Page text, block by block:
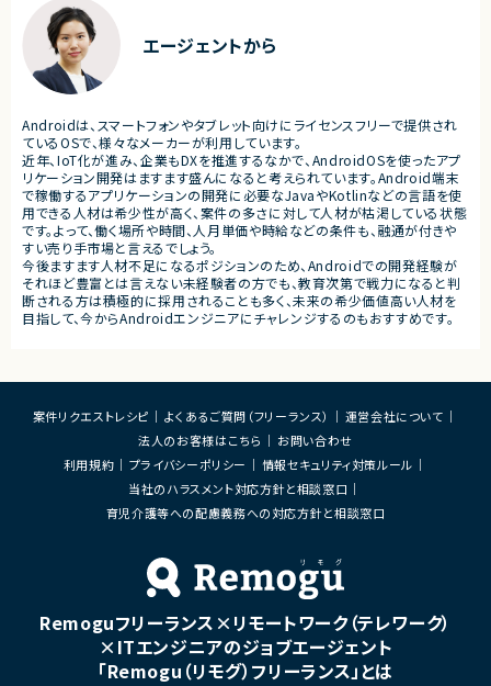
■その他補足
・フルリモート勤務 （初日のみ目黒へ出社）
エージェントから
Androidは、スマートフォンやタブレット向けにライセンスフリーで提供され
ているOSで、様々なメーカーが利用しています。
近年、IoT化が進み、企業もDXを推進するなかで、AndroidOSを使ったアプ
リケーション開発はますます盛んになると考えられています。Android端末
で稼働するアプリケーションの開発に必要なJavaやKotlinなどの言語を使
用できる人材は希少性が高く、案件の多さに対して人材が枯渇している状態
です。よって、働く場所や時間、人月単価や時給などの条件も、融通が付きや
すい売り手市場と言えるでしょう。
今後ますます人材不足になるポジションのため、Androidでの開発経験が
それほど豊富とは言えない未経験者の方でも、教育次第で戦力になると判
断される方は積極的に採用されることも多く、未来の希少価値高い人材を
目指して、今からAndroidエンジニアにチャレンジするのもおすすめです。
案件リクエストレシピ よくあるご質問（フリーランス）
運営会社について
法人のお客様はこちら
お問い合わせ
利用規約
プライバシーポリシー
情報セキュリティ対策ルール
当社のハラスメント対応方針と相談窓口
育児介護等への配慮義務への対応方針と相談窓口
Remoguフリーランス×リモートワーク（テレワーク）
×ITエンジニアのジョブエージェント
「Remogu（リモグ）フリーランス」とは